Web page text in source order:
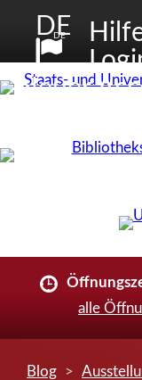
DE
DE
Neuer
alle
Blog >